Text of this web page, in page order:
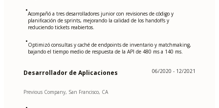
•Acompañó a tres desarrolladores junior con revisiones de código y
planificación de sprints, mejorando la calidad de los handoffs y
reduciendo tickets reabiertos.
•Optimizó consultas y caché de endpoints de inventario y matchmaking,
bajando el tiempo medio de respuesta de la API de 480 ms a 140 ms.
Desarrollador de Aplicaciones 06/2020 - 12/2021
Previous Company, San Francisco, CA